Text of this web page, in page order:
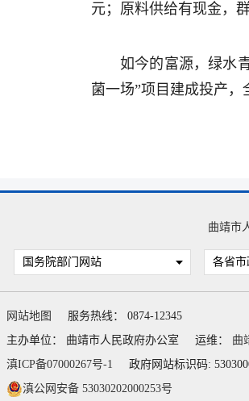
元；原料供给有现金，
如今的富源，绿水
菌一场”项目建成投产
曲靖市
国务院部门网站 各省
网站地图
服务热线： 0874-12345
主办单位： 曲靖市人民政府办公室
运维： 曲
滇ICP备07000267号-1
政府网站标识码:
滇公网安备 53030202000253号